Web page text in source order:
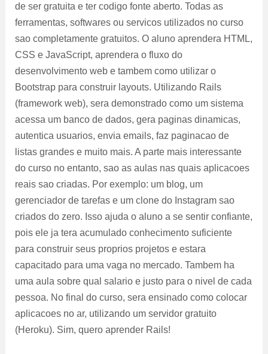
de ser gratuita e ter codigo fonte aberto. Todas as
ferramentas, softwares ou servicos utilizados no curso
sao completamente gratuitos. O aluno aprendera HTML,
CSS e JavaScript, aprendera o fluxo do
desenvolvimento web e tambem como utilizar o
Bootstrap para construir layouts. Utilizando Rails
(framework web), sera demonstrado como um sistema
acessa um banco de dados, gera paginas dinamicas,
autentica usuarios, envia emails, faz paginacao de
listas grandes e muito mais. A parte mais interessante
do curso no entanto, sao as aulas nas quais aplicacoes
reais sao criadas. Por exemplo: um blog, um
gerenciador de tarefas e um clone do Instagram sao
criados do zero. Isso ajuda o aluno a se sentir confiante,
pois ele ja tera acumulado conhecimento suficiente
para construir seus proprios projetos e estara
capacitado para uma vaga no mercado. Tambem ha
uma aula sobre qual salario e justo para o nivel de cada
pessoa. No final do curso, sera ensinado como colocar
aplicacoes no ar, utilizando um servidor gratuito
(Heroku). Sim, quero aprender Rails!